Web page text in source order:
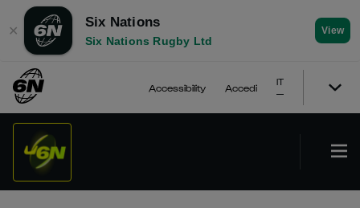
✕
Six Nations
Six Nations Rugby Ltd
View
Accessibility Accedi
IT